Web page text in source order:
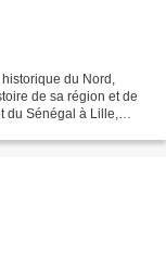
du Nord,
de sa région et de
du Sénégal à Lille,